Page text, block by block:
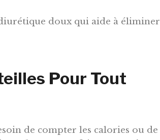
doux qui aide à éliminer
Pour Tout
de compter les calories ou de